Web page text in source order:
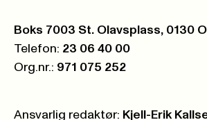
Postboks:
Boks 7003 St. Olavsplass, 0130
Telefon: 23 06 40 00
Org.nr.: 971 075 252
Ansvarlig redaktør: Kjell-Erik